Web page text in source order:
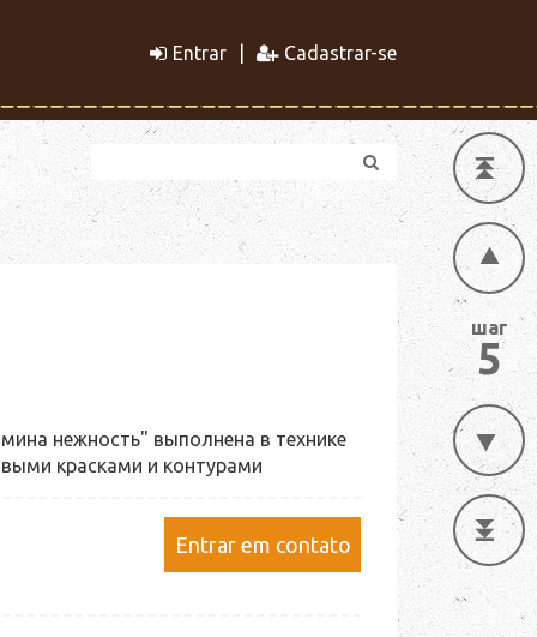
Entrar Cadastrar-se
нежность" выполнена в технике
красками и контурами
Entrar em contato
шаг
5